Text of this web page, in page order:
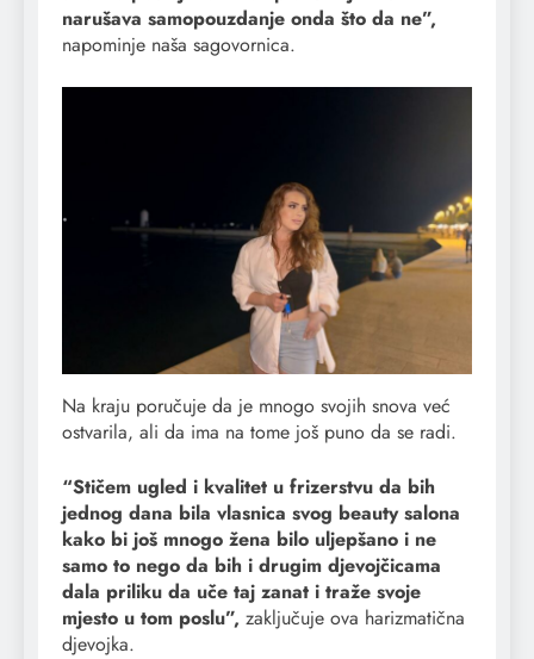
narušava samopouzdanje onda što da ne”,
napominje naša sagovornica.
Na kraju poručuje da je mnogo svojih snova već
ostvarila, ali da ima na tome još puno da se radi.
“Stičem ugled i kvalitet u frizerstvu da bih
jednog dana bila vlasnica svog beauty salona
kako bi još mnogo žena bilo uljepšano i ne
samo to nego da bih i drugim djevojčicama
dala priliku da uče taj zanat i traže svoje
mjesto u tom poslu”, zaključuje ova harizmatična
djevojka.